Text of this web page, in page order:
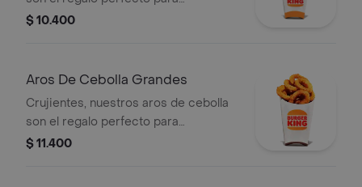
sumergirse con alguna denuestras
$ 10.400
Aros De Cebolla Grandes
Crujientes, nuestros aros de cebolla
son el regalo perfecto para
sumergirse con alguna denuestras
$ 11.400